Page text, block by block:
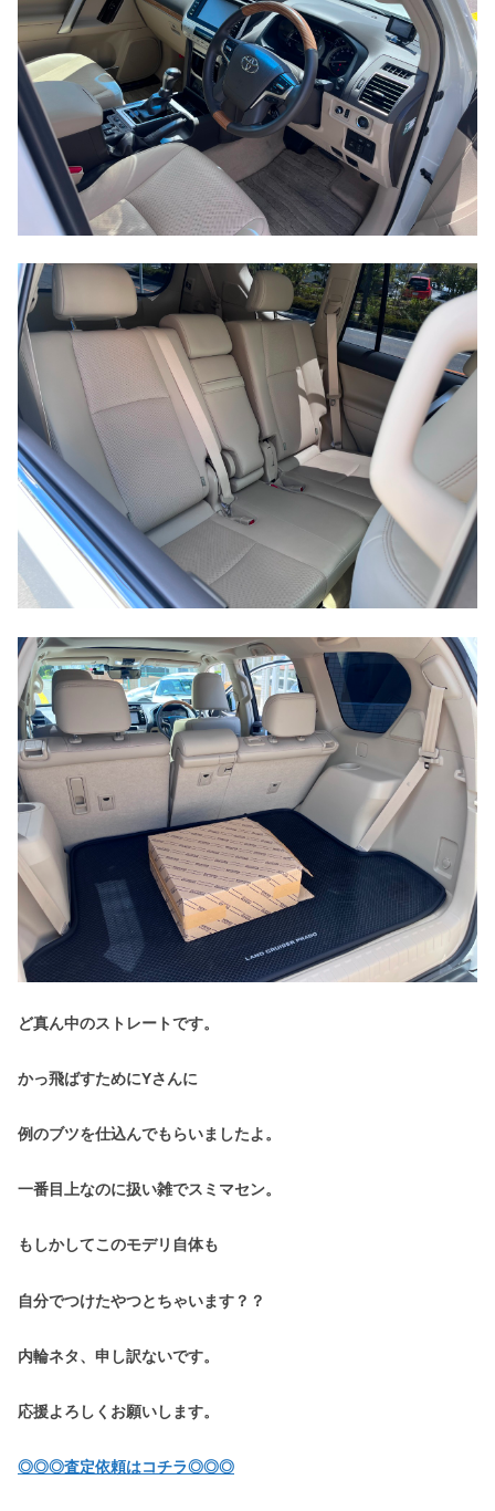
ど真ん中のストレートです。
かっ飛ばすためにYさんに
例のブツを仕込んでもらいましたよ。
一番目上なのに扱い雑でスミマセン。
もしかしてこのモデリ自体も
自分でつけたやつとちゃいます？？
内輪ネタ、申し訳ないです。
応援よろしくお願いします。
◎◎◎査定依頼はコチラ◎◎◎